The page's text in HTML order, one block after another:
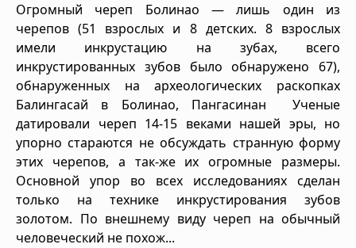
Огромный череп Болинао — лишь один из
черепов (51 взрослых и 8 детских. 8 взрослых
имели инкрустацию на зубах, всего
инкрустированных зубов было обнаружено 67),
обнаруженных на археологических раскопках
Балингасай в Болинао, Пангасинан Ученые
датировали череп 14-15 веками нашей эры, но
упорно стараются не обсуждать странную форму
этих черепов, а так-же их огромные размеры.
Основной упор во всех исследованиях сделан
только на технике инкрустирования зубов
золотом. По внешнему виду череп на обычный
человеческий не похож...